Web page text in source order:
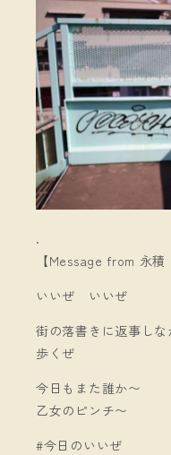
.
【Message from 永積
いいぜ いいぜ
街の落書きに返事しな
歩くぜ
今日もまた誰か〜
乙女のピンチ〜
#今日のいいぜ